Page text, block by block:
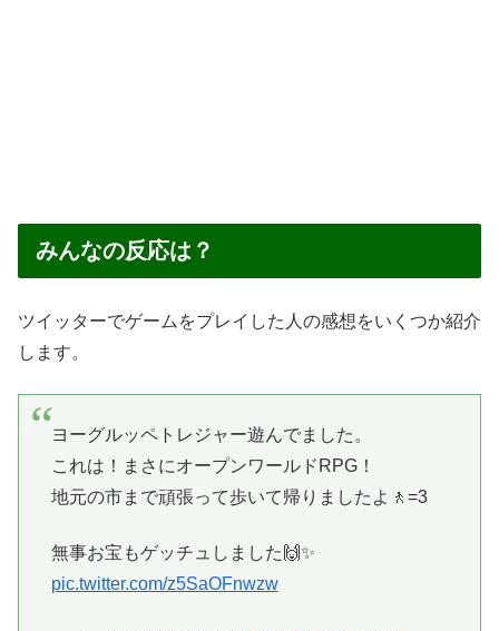
みんなの反応は？
ツイッターでゲームをプレイした人の感想をいくつか紹介
します。
ヨーグルッペトレジャー遊んでました。
これは！まさにオープンワールドRPG！
地元の市まで頑張って歩いて帰りましたよ🚶=3
無事お宝もゲッチュしました🙌✨
pic.twitter.com/z5SaOFnwzw